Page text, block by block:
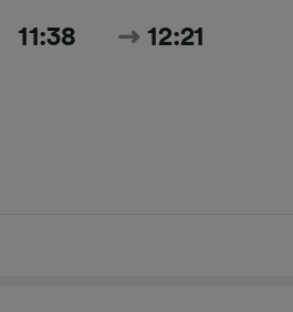
11:38 12:21